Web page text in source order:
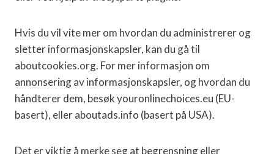
Hvis du vil vite mer om hvordan du administrerer og
sletter informasjonskapsler, kan du gå til
aboutcookies.org. For mer informasjon om
annonsering av informasjonskapsler, og hvordan du
håndterer dem, besøk youronlinechoices.eu (EU-
basert), eller aboutads.info (basert på USA).
Det er viktig å merke seg at begrensning eller